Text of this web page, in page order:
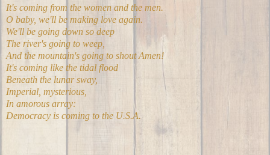
It's coming from the women and the men.
O baby, we'll be making love again.
We'll be going down so deep
The river's going to weep,
And the mountain's going to shout Amen!
It's coming like the tidal flood
Beneath the lunar sway,
Imperial, mysterious,
In amorous array:
Democracy is coming to the U.S.A.